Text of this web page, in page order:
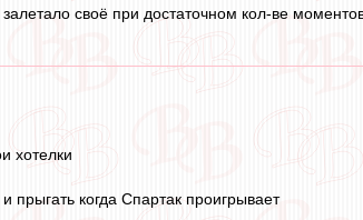
своё при достаточном кол-ве
хотелки
когда Спартак проигрывает